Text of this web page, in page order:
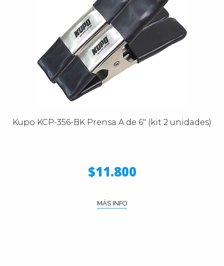
Kupo KCP-356-BK Prensa A de 6" (kit 2 unidades)
$11.800
MÁS INFO